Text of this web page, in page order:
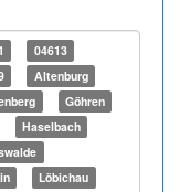
04613
Altenburg
Göhren
Haselbach
Löbichau